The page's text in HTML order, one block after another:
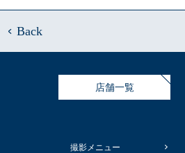
Back
店舗一覧
撮影メニュー